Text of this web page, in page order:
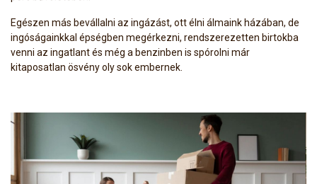
Egészen más bevállalni az ingázást, ott élni álmaink házában, de
ingóságainkkal épségben megérkezni, rendszerezetten birtokba
venni az ingatlant és még a benzinben is spórolni már
kitaposatlan ösvény oly sok embernek.